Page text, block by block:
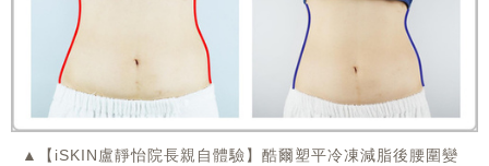
▲【iSKIN盧靜怡院長親自體驗】酷爾塑平冷凍減脂後腰圍變